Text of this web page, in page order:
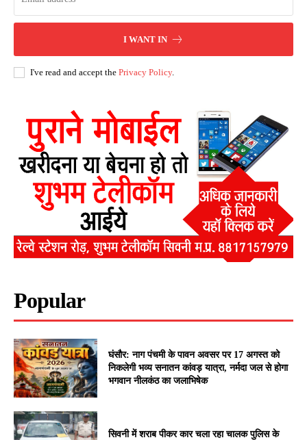
I WANT IN
I've read and accept the Privacy Policy.
Popular
घंसौर: नाग पंचमी के पावन अवसर पर 17 अगस्त को
निकलेगी भव्य सनातन कांवड़ यात्रा, नर्मदा जल से होगा
भगवान नीलकंठ का जलाभिषेक
सिवनी में शराब पीकर कार चला रहा चालक पुलिस के